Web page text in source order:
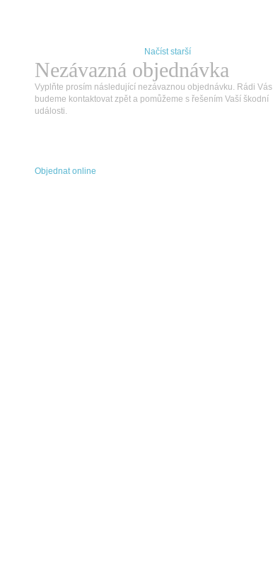
Načíst starší
Nezávazná objednávka
Vyplňte prosím následující nezávaznou objednávku. Rádi Vás
budeme kontaktovat zpět a pomůžeme s řešením Vaší škodní
události.
Objednat online